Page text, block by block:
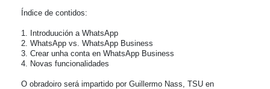
Índice de contidos:
1. Introduución a WhatsApp
2. WhatsApp vs. WhatsApp Business
3. Crear unha conta en WhatsApp Business
4. Novas funcionalidades
O obradoiro será impartido por Guillermo Nass, TSU en